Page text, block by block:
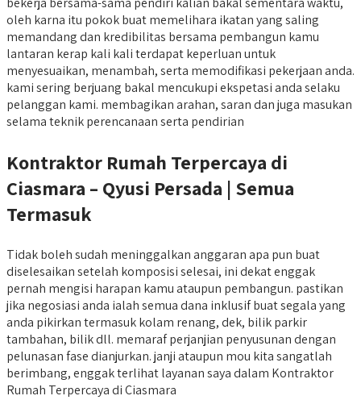
oleh karna itu pokok buat memelihara ikatan yang saling
memandang dan kredibilitas bersama pembangun kamu
lantaran kerap kali kali terdapat keperluan untuk
menyesuaikan, menambah, serta memodifikasi pekerjaan anda.
kami sering berjuang bakal mencukupi ekspetasi anda selaku
pelanggan kami. membagikan arahan, saran dan juga masukan
selama teknik perencanaan serta pendirian
Kontraktor Rumah Terpercaya di
Ciasmara – Qyusi Persada | Semua
Termasuk
Tidak boleh sudah meninggalkan anggaran apa pun buat
diselesaikan setelah komposisi selesai, ini dekat enggak
pernah mengisi harapan kamu ataupun pembangun. pastikan
jika negosiasi anda ialah semua dana inklusif buat segala yang
anda pikirkan termasuk kolam renang, dek, bilik parkir
tambahan, bilik dll. memaraf perjanjian penyusunan dengan
pelunasan fase dianjurkan. janji ataupun mou kita sangatlah
berimbang, enggak terlihat layanan saya dalam Kontraktor
Rumah Terpercaya di Ciasmara